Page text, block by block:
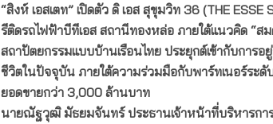
“สิงห์ เอสเตท” เปิดตัว ดิ เอส สุขุมวิท 36 (THE ESSE
รีติดรถไฟฟ้าบีทีเอส สถานีทองหล่อ ภายใต้แนวคิด “ส
สถาปัตยกรรมแบบบ้านเรือนไทย ประยุกต์เข้ากับการอ
ชีวิตในปัจจุบัน ภายใต้ความร่วมมือกับพาร์ทเนอร์ระดั
ยอดขายกว่า 3,000 ล้านบาท
นายณัฐวุฒิ มัธยมจันทร์ ประธานเจ้าหน้าที่บริหารก